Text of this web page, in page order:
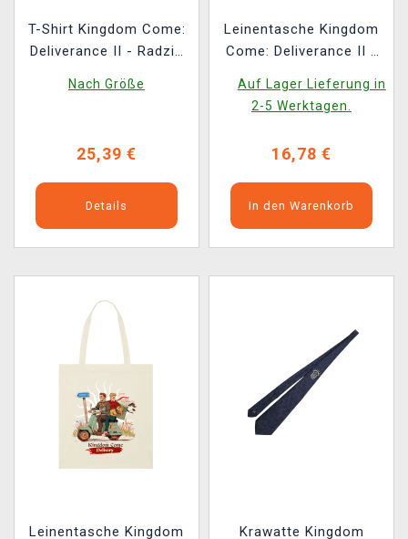
T-Shirt Kingdom Come:
Deliverance II - Radzig
Nach Größe
25,39 €
Details
Leinentasche Kingdom
Come: Deliverance II -
Auf Lager Lieferung in
2-5 Werktagen.
16,78 €
In den Warenkorb
Leinentasche Kingdom Krawatte Kingdom